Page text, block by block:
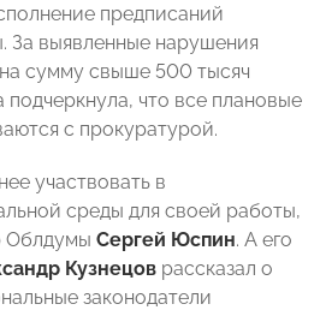
предписаний
За выявленные нарушения
сумму свыше 500 тысяч
что все плановые
с прокуратурой.
участвовать в
среды для своей работы,
Облдумы Сергей Юспин. А его
Кузнецов рассказал о
законодатели